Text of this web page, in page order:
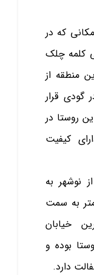
که در
کلمه چلک
منطقه از
گودی قرار
روستا در
کیفیت
نوشهر به
و پس از 10 کیلومتر به سمت
خیابان
بوده و
دارد.